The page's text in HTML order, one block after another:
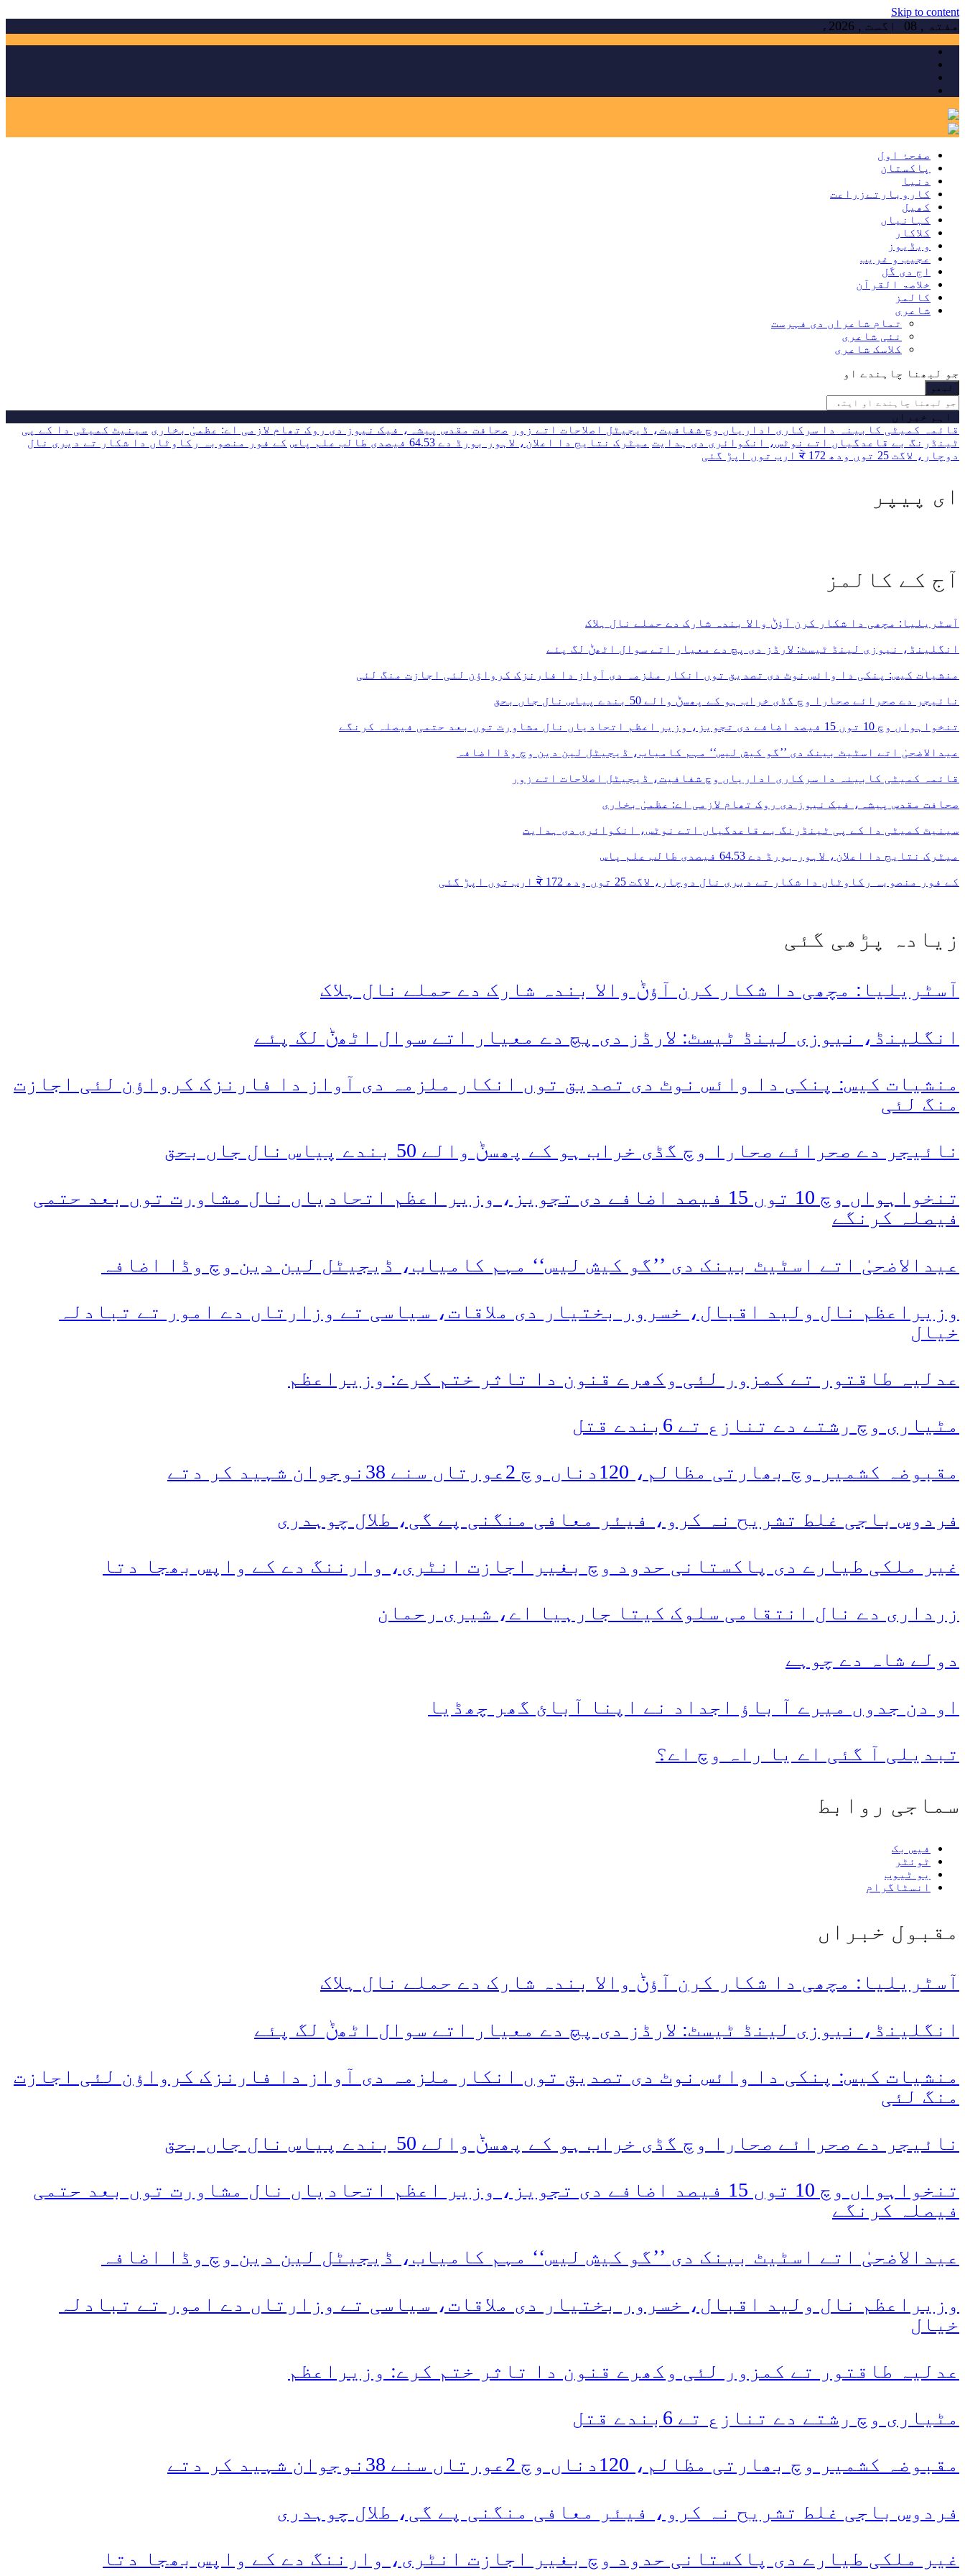
Skip to content
هفته , 08 اگست , 2026ء
صفحۂ اول
پاکستان
دنیا
کاروبارتےزراعت
کھیل
کہانیاں
کلاکار
ویڈیوز
عجیب و غریب
اج دی گَل
خلاصۃ القرآن
کالمز
شاعری
تمام شاعراں دی فہرست
نئی شاعری
کلاسک شاعری
جو لبھنا چاہندے او
اہم خبراں
قائمہ کمیٹی کابینہ دا سرکاری اداریاں وچ شفافیت، ڈیجیٹل اصلاحات اتے زور
صحافت مقدس پیشہ، فیک نیوز دی روک تھام لازمی اے: عظمیٰ بخاری سینیٹ کمیٹی دا کے پی
ٹینڈرنگ بے قاعدگیاں اتے نوٹس، انکوائری دی ہدایت میٹرک نتایج دا اعلان، لاہور بورڈ دے 64.53 فیصدی طالب علم پاس
کے فور منصوبہ رکاوٹاں دا شکار تے دیری نال
دوچار، لاگت 25 توں ودھ ਕੇ 172 ارب توں اپڑ گئی
ای پیپر
آج کے کالمز
آسٹریلیا: مچھی دا شکار کرن آؤݨ والا بندہ شارک دے حملے نال ہلاک
انگلینڈ، نیوزی لینڈ ٹیسٹ: لارڈز دی پچ دے معیار اتے سوال اٹھݨ لگ پئے
منشیات کیس: پنکی دا وائس نوٹ دی تصدیق توں انکار ملزمہ دی آواز دا فارنزک کرواؤن لئی اجازت منگ لئی
نائیجر دے صحرائے صحارا وچ گڈی خراب ہو کے پھسݨ والے 50 بندے پیاس نال جاں بحق
تنخواہواں وچ 10 توں 15 فیصد اضافے دی تجویز، وزیر اعظم اتحادیاں نال مشاورت توں بعد حتمی فیصلہ کرنگے
عیدالاضحیٰ اتے اسٹیٹ بینک دی ’’گو کیش لیس‘‘ مہم کامیاب، ڈیجیٹل لین دین وچ وڈا اضافہ
قائمہ کمیٹی کابینہ دا سرکاری اداریاں وچ شفافیت، ڈیجیٹل اصلاحات اتے زور
صحافت مقدس پیشہ، فیک نیوز دی روک تھام لازمی اے: عظمیٰ بخاری
سینیٹ کمیٹی دا کے پی ٹینڈرنگ بے قاعدگیاں اتے نوٹس، انکوائری دی ہدایت
میٹرک نتایج دا اعلان، لاہور بورڈ دے 64.53 فیصدی طالب علم پاس
کے فور منصوبہ رکاوٹاں دا شکار تے دیری نال دوچار، لاگت 25 توں ودھ ਕੇ 172 ارب توں اپڑ گئی
زیادہ پڑھی گئی
آسٹریلیا: مچھی دا شکار کرن آؤݨ والا بندہ شارک دے حملے نال ہلاک
انگلینڈ، نیوزی لینڈ ٹیسٹ: لارڈز دی پچ دے معیار اتے سوال اٹھݨ لگ پئے
منشیات کیس: پنکی دا وائس نوٹ دی تصدیق توں انکار ملزمہ دی آواز دا فارنزک کرواؤن لئی اجازت
منگ لئی
نائیجر دے صحرائے صحارا وچ گڈی خراب ہو کے پھسݨ والے 50 بندے پیاس نال جاں بحق
تنخواہواں وچ 10 توں 15 فیصد اضافے دی تجویز، وزیر اعظم اتحادیاں نال مشاورت توں بعد حتمی
فیصلہ کرنگے
عیدالاضحیٰ اتے اسٹیٹ بینک دی ’’گو کیش لیس‘‘ مہم کامیاب، ڈیجیٹل لین دین وچ وڈا اضافہ
وزیراعظم نال ولید اقبال، خسرور بختیار دی ملاقات، سیاسی تے وزارتاں دے امور تے تبادلہ
خیال
عدلیہ طاقتور تے کمزور لئی وکھرے قنون دا تاثر ختم کرے: وزیراعظم
مٹیاری وچ رشتے دے تنازع تے 6بندے قتل
مقبوضہ کشمیر وچ بھارتی مظالم، 120دناں وچ 2عورتاں سنے 38نوجوان شہید کر دتے
فردوس باجی غلط تشریح نہ کرو، فیئر معافی منگنی پے گی، طلال چوہدری
غیر ملکی طیارے دی پاکستانی حدود وچ بغیر اجازت انٹری، وارننگ دے کے واپس بھجا دتا
زرداری دے نال انتقامی سلوک کیتا جارہیا اے، شیری رحمان
دولے شاہ دے چوہے
او دن جدوں میرے آ باؤ اجداد نے اپنا آبائ گھر چھڈیا
تبدیلی آ گئی اے یا راہ وچ اے؟
سماجی روابط
فیس بک
ٹوئٹر
یو ٹیوب
انسٹاگرام
مقبول خبراں
آسٹریلیا: مچھی دا شکار کرن آؤݨ والا بندہ شارک دے حملے نال ہلاک
انگلینڈ، نیوزی لینڈ ٹیسٹ: لارڈز دی پچ دے معیار اتے سوال اٹھݨ لگ پئے
منشیات کیس: پنکی دا وائس نوٹ دی تصدیق توں انکار ملزمہ دی آواز دا فارنزک کرواؤن لئی اجازت
منگ لئی
نائیجر دے صحرائے صحارا وچ گڈی خراب ہو کے پھسݨ والے 50 بندے پیاس نال جاں بحق
تنخواہواں وچ 10 توں 15 فیصد اضافے دی تجویز، وزیر اعظم اتحادیاں نال مشاورت توں بعد حتمی
فیصلہ کرنگے
عیدالاضحیٰ اتے اسٹیٹ بینک دی ’’گو کیش لیس‘‘ مہم کامیاب، ڈیجیٹل لین دین وچ وڈا اضافہ
وزیراعظم نال ولید اقبال، خسرور بختیار دی ملاقات، سیاسی تے وزارتاں دے امور تے تبادلہ
خیال
عدلیہ طاقتور تے کمزور لئی وکھرے قنون دا تاثر ختم کرے: وزیراعظم
مٹیاری وچ رشتے دے تنازع تے 6بندے قتل
مقبوضہ کشمیر وچ بھارتی مظالم، 120دناں وچ 2عورتاں سنے 38نوجوان شہید کر دتے
فردوس باجی غلط تشریح نہ کرو، فیئر معافی منگنی پے گی، طلال چوہدری
غیر ملکی طیارے دی پاکستانی حدود وچ بغیر اجازت انٹری، وارننگ دے کے واپس بھجا دتا